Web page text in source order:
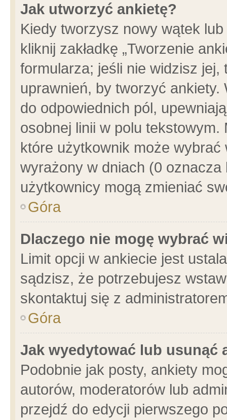
Jak utworzyć ankietę?
Kiedy tworzysz nowy wątek
kliknij zakładkę „Tworzenie
formularza; jeśli nie widzisz
uprawnień, by tworzyć ankiety.
do odpowiednich pól,
osobnej linii w polu
które użytkownik może
wyrażony w dniach (0
użytkownicy mogą zmieniać
Góra
Dlaczego nie mogę wybrać
Limit opcji w ankiecie jest
sądzisz, że potrzebujesz
skontaktuj się z
Góra
Jak wyedytować lub usunąć
Podobnie jak posty, ankiety
autorów, moderatorów lub
przejdź do edycji pierwszego